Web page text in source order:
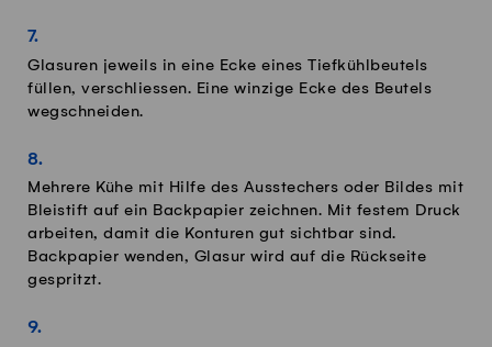
Glasuren jeweils in eine Ecke eines Tiefkühlbeutels
füllen, verschliessen. Eine winzige Ecke des Beutels
wegschneiden.
Mehrere Kühe mit Hilfe des Ausstechers oder Bildes mit
Bleistift auf ein Backpapier zeichnen. Mit festem Druck
arbeiten, damit die Konturen gut sichtbar sind.
Backpapier wenden, Glasur wird auf die Rückseite
gespritzt.